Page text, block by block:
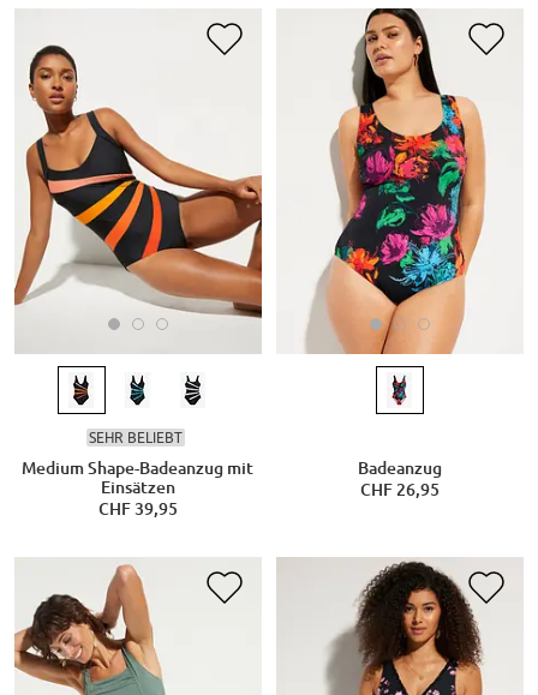
SEHR BELIEBT
Medium Shape-Badeanzug mit
Einsätzen
CHF 39,95
Badeanzug
CHF 26,95